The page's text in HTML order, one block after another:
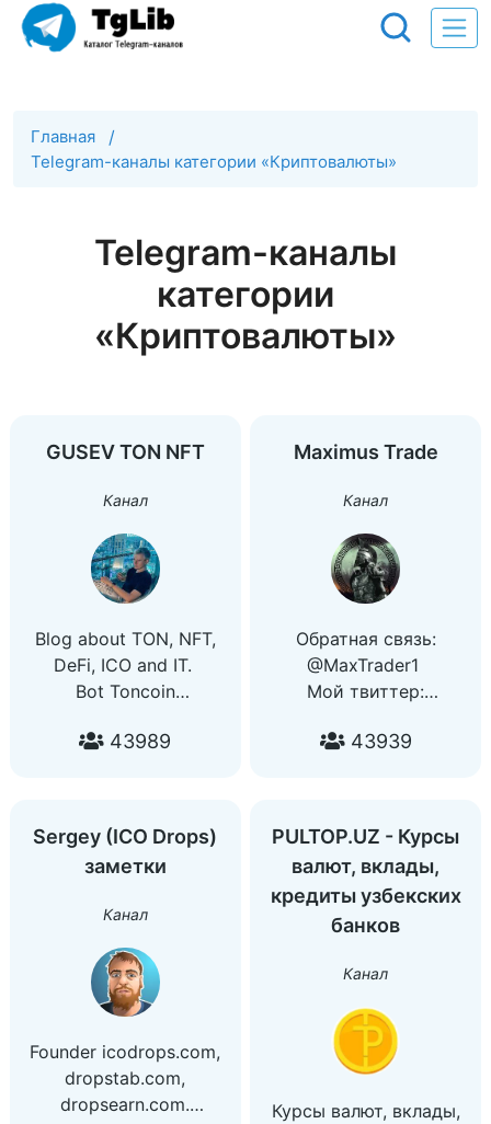
Главная /
Telegram-каналы категории «Криптовалюты»
Telegram-каналы
категории
«Криптовалюты»
GUSEV TON NFT
Канал
Blog about TON, NFT,
DeFi, ICO and IT.
Bot Toncoin
Bot NFT @TegroNFTbot
@TonNFTcat
NFT with dog
@TonNFTdog
https://twitter.com/gusevlife
YouTube
https://youtube.com/c/GUSEVSELF
43989
Maximus Trade
Канал
Обратная связь:
@MaxTrader1
Мой твиттер:
43939
Sergey (ICO Drops)
заметки
Канал
Founder icodrops.com,
dropstab.com,
dropsearn.com.
PULTOP.UZ - Курсы
валют, вклады,
кредиты узбекских
банков
Канал
Курсы валют, вклады,